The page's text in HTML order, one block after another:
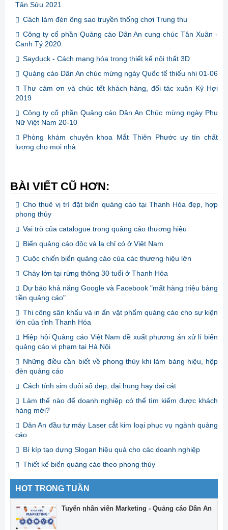
Tân Sửu 2021
Cách làm đèn ông sao truyền thống chơi Trung thu
Công ty cổ phần Quảng cáo Dân An cung chúc Tân Xuân -
Canh Tý 2020
Sayduck - Cách mạng hóa trong thiết kế nội thất 3D
Quảng cáo Dân An chúc mừng ngày Quốc tế thiếu nhi 01-06
Thư cảm ơn và chúc tết khách hàng, đối tác xuân Kỷ Hợi
2019
Công ty cổ phần Quảng cáo Dân An Chúc mừng ngày Phụ
Nữ Việt Nam 20-10
Phòng khám chuyên khoa Mắt Thiên Phước uy tín chất
lượng cho mọi nhà
BÀI VIẾT CŨ HƠN:
Cho thuê vị trí đặt biển quảng cáo tại Thanh Hóa đẹp, hợp
phong thủy
Vai trò của catalogue trong quảng cáo thương hiệu
Biển quảng cáo độc và lạ chỉ có ở Việt Nam
Cuộc chiến biển quảng cáo của các thương hiệu lớn
Cháy lớn tại rừng thông 30 tuổi ở Thanh Hóa
Dự báo khả năng Google và Facebook "mất hàng triệu bảng
tiền quảng cáo"
Thi công sân khấu và in ấn vật phẩm quảng cáo cho sự kiện
lớn của tỉnh Thanh Hóa
Hiệp hội Quảng cáo Việt Nam đề xuất phương án xử lí biển
quảng cáo vi phạm tại Hà Nội
Những điều cần biết về phong thủy khi làm bảng hiệu, hộp
đèn quảng cáo
Cách tính sim đuôi số đẹp, đại hung hay đại cát
Làm thế nào để doanh nghiệp có thể tìm kiếm được khách
hàng mới?
Dân An đầu tư máy Laser cắt kim loại phục vụ ngành quảng
cáo
Bí kíp tạo dựng Slogan hiệu quả cho các doanh nghiệp
Thiết kế biển quảng cáo theo phong thủy
HOT TRONG TUẦN
Tuyển nhân viên Marketing - Quảng cáo Dân An